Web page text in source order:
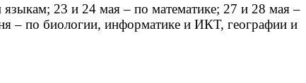
23 и 24 мая – по математике; 27 и 28 мая –
– по биологии, информатике и ИКТ, географии и